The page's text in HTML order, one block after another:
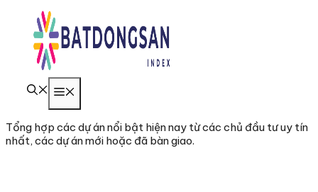
Chuyển
Tổng hợp các dự án nổi bật hiện nay từ các chủ đầu tư uy tín
nhất, các dự án mới hoặc đã bàn giao.